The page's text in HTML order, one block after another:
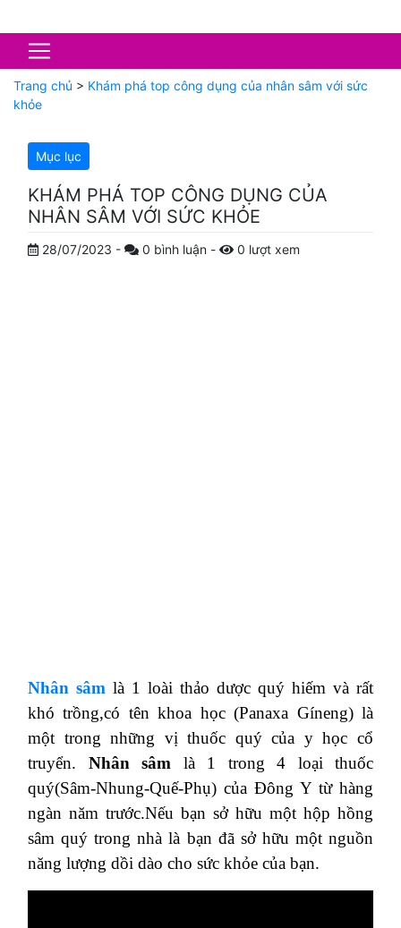
Trang chủ > Khám phá top công dụng của nhân sâm với sức
khỏe
Mục lục
KHÁM PHÁ TOP CÔNG DỤNG CỦA
NHÂN SÂM VỚI SỨC KHỎE
28/07/2023 - 0 bình luận - 0 lượt xem
Nhân sâm là 1 loài thảo dược quý hiếm và rất
khó trồng,có tên khoa học (Panaxa Gíneng) là
một trong những vị thuốc quý của y học cổ
truyển. Nhân sâm là 1 trong 4 loại thuốc
quý(Sâm-Nhung-Quế-Phụ) của Đông Y từ hàng
ngàn năm trước.Nếu bạn sở hữu một hộp hồng
sâm quý trong nhà là bạn đã sở hữu một nguồn
năng lượng dồi dào cho sức khỏe của bạn.